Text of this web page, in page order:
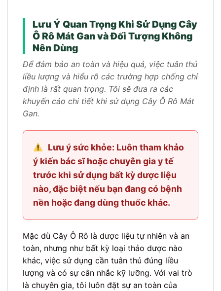
Lưu Ý Quan Trọng Khi Sử Dụng Cây
Ô Rô Mát Gan và Đối Tượng Không
Nên Dùng
Để đảm bảo an toàn và hiệu quả, việc tuân thủ
liều lượng và hiểu rõ các trường hợp chống chỉ
định là rất quan trọng. Tôi sẽ đưa ra các
khuyến cáo chi tiết khi sử dụng Cây Ô Rô Mát
Gan.
Lưu ý sức khỏe: Luôn tham khảo
ý kiến bác sĩ hoặc chuyên gia y tế
trước khi sử dụng bất kỳ dược liệu
nào, đặc biệt nếu bạn đang có bệnh
nền hoặc đang dùng thuốc khác.
Mặc dù Cây Ô Rô là dược liệu tự nhiên và an
toàn, nhưng như bất kỳ loại thảo dược nào
khác, việc sử dụng cần tuân thủ đúng liều
lượng và có sự cân nhắc kỹ lưỡng. Với vai trò
là chuyên gia, tôi luôn đặt sự an toàn của